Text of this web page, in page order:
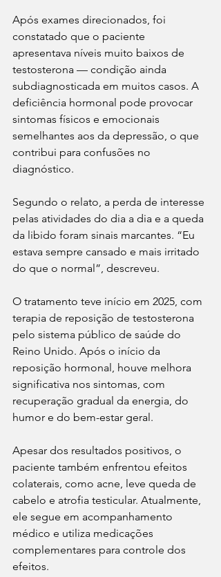
Após exames direcionados, foi
constatado que o paciente
apresentava níveis muito baixos de
testosterona — condição ainda
subdiagnosticada em muitos casos. A
deficiência hormonal pode provocar
sintomas físicos e emocionais
semelhantes aos da depressão, o que
contribui para confusões no
diagnóstico.
Segundo o relato, a perda de interesse
pelas atividades do dia a dia e a queda
da libido foram sinais marcantes. “Eu
estava sempre cansado e mais irritado
do que o normal”, descreveu.
O tratamento teve início em 2025, com
terapia de reposição de testosterona
pelo sistema público de saúde do
Reino Unido. Após o início da
reposição hormonal, houve melhora
significativa nos sintomas, com
recuperação gradual da energia, do
humor e do bem-estar geral.
Apesar dos resultados positivos, o
paciente também enfrentou efeitos
colaterais, como acne, leve queda de
cabelo e atrofia testicular. Atualmente,
ele segue em acompanhamento
médico e utiliza medicações
complementares para controle dos
efeitos.